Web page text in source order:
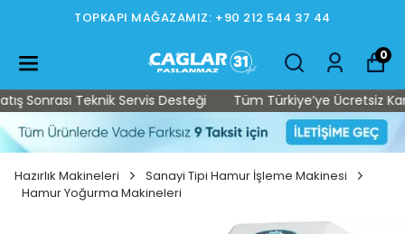
TOPKAPI MAĞAZAMIZ: +90 212 544 37 44
0
Teknik Servis Desteği Tüm Türkiye’ye Ücretsiz
Hazırlık Makineleri
Sanayi Tipi Hamur İşleme Makinesi
Hamur Yoğurma Makineleri